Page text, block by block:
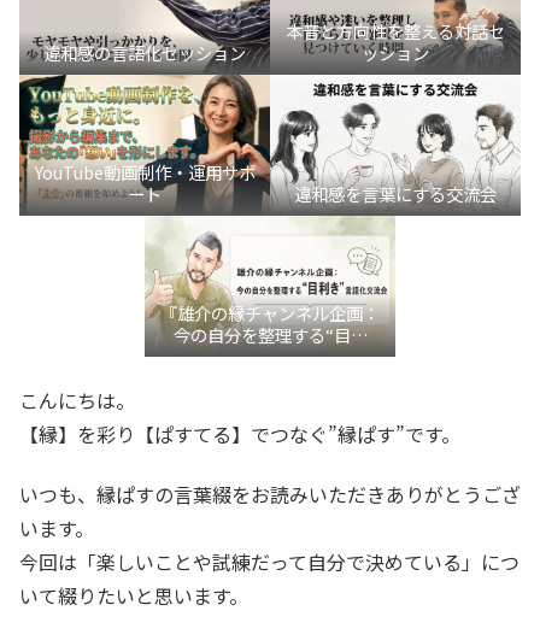
違和感の言語化セッション
本音と方向性を整える対話セ
ッション
YouTube動画制作・運用サポ
ート
違和感を言葉にする交流会
『雄介の縁チャンネル企画：
今の自分を整理する“目利
き”言語化交流会』
こんにちは。
【縁】を彩り【ぱすてる】でつなぐ”縁ぱす”です。
いつも、縁ぱすの言葉綴をお読みいただきありがとうござ
います。
今回は「楽しいことや試練だって自分で決めている」につ
いて綴りたいと思います。